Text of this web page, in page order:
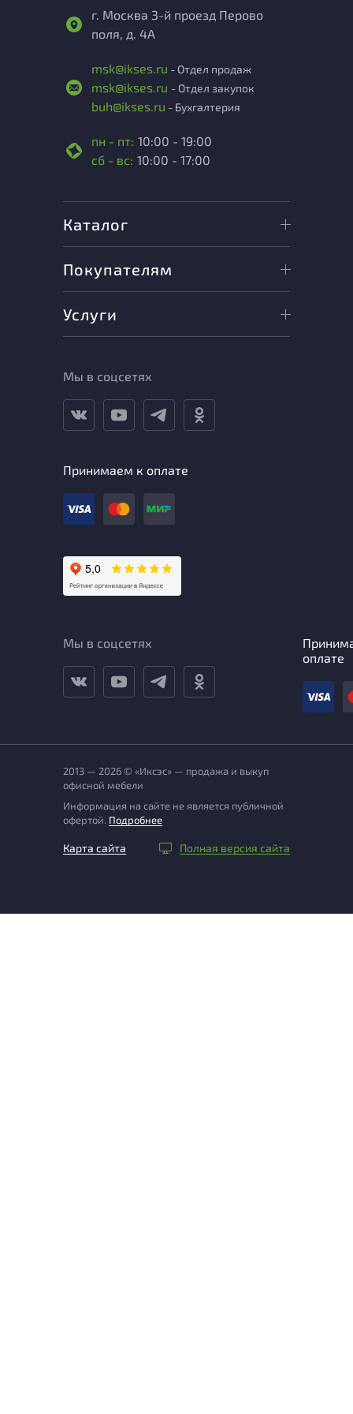
г. Москва 3-й проезд Перово
поля, д. 4А
msk@ikses.ru - Отдел продаж
msk@ikses.ru - Отдел закупок
buh@ikses.ru - Бухгалтерия
пн - пт: 10:00 - 19:00
сб - вс: 10:00 - 17:00
Каталог
Покупателям
Услуги
Мы в соцсетях
Принимаем к оплате
Мы в соцсетях
оплате
2013 — 2026 © «Иксэс» — продажа и выкуп
офисной мебели
Информация на сайте не является публичной
офертой. Подробнее
Карта сайта Полная версия сайта